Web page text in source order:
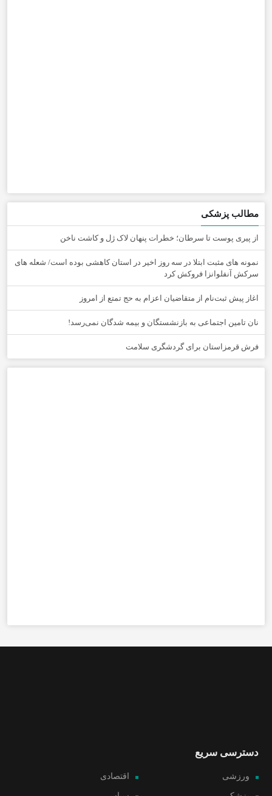
مطالب پزشکی
از پیری پوست تا سرطان؛ خطرات پنهان لاک ژل و کاشت ناخن
نمونه های مثبت ابتلا در سه روز اخیر در استان کاهشی بوده است/ شعله های
سرکش آنفلوانزا فروکش کرد
اغاز پیش ثبت‌نام از متقاضیان اعزام به حج تمتع از امروز
نان تامین اجتماعی به بازنشستگان و بیمه شدگان نمی‌رسد!
فرش قرمزاستان برای گردشگری سلامت
دسترسی سریع
ورزشی اقتصادی